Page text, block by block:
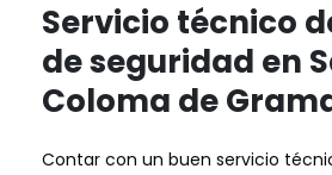
Servicio técnico
de seguridad en
Coloma de
Contar con un buen servicio